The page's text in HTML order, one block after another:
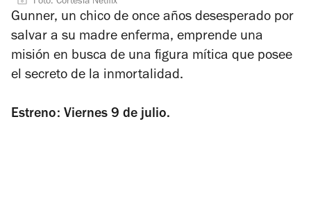
Gunner, un chico de once años desesperado por
salvar a su madre enferma, emprende una
misión en busca de una figura mítica que posee
el secreto de la inmortalidad.
Estreno: Viernes 9 de julio.